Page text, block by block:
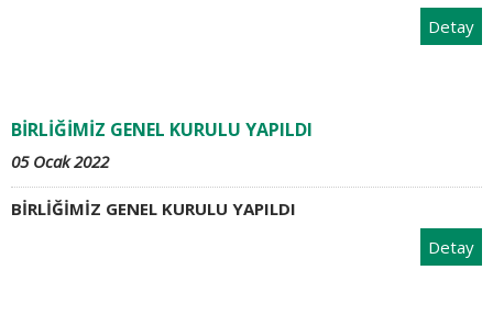
Detay
BİRLİĞİMİZ GENEL KURULU YAPILDI
05 Ocak 2022
BİRLİĞİMİZ GENEL KURULU YAPILDI
Detay